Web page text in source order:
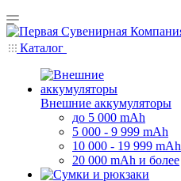
Каталог
Внешние аккумуляторы
до 5 000 mAh
5 000 - 9 999 mAh
10 000 - 19 999 mAh
20 000 mAh и более